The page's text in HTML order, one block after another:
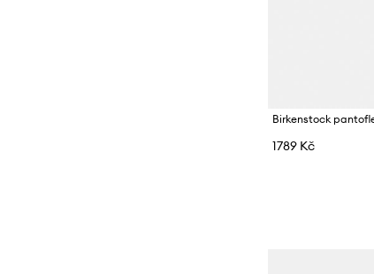
1789 Kč